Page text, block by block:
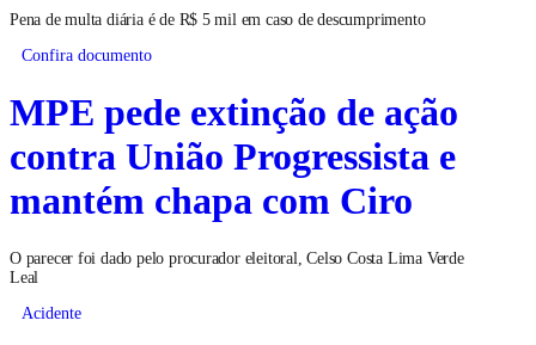
Pena de multa diária é de R$ 5 mil em caso de descumprimento
Confira documento
MPE pede extinção de ação
contra União Progressista e
mantém chapa com Ciro
O parecer foi dado pelo procurador eleitoral, Celso Costa Lima Verde
Leal
Acidente